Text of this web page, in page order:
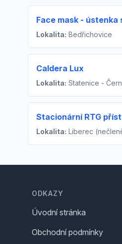
Face mask - ústenka
Lokalita: Bedřichovice
Caldera Lux
Lokalita: Statenice -
Stacionární RTG
Lokalita: Liberec
ODKAZY
Úvodní stránka
Obchodní podmínky